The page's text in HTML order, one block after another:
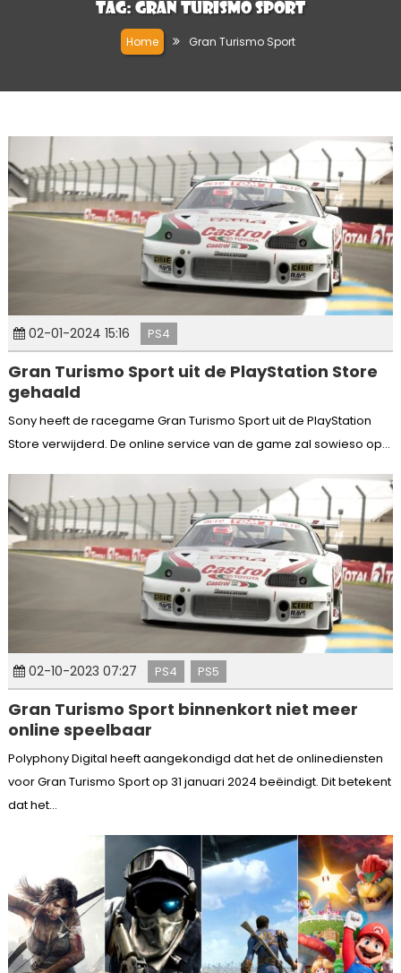
Tag: Gran Turismo Sport
Home Gran Turismo Sport
02-01-2024 15:16 PS4
Gran Turismo Sport uit de PlayStation Store
gehaald
Sony heeft de racegame Gran Turismo Sport uit de PlayStation
Store verwijderd. De online service van de game zal sowieso op...
02-10-2023 07:27 PS4 PS5
Gran Turismo Sport binnenkort niet meer
online speelbaar
Polyphony Digital heeft aangekondigd dat het de onlinediensten
voor Gran Turismo Sport op 31 januari 2024 beëindigt. Dit betekent
dat het...